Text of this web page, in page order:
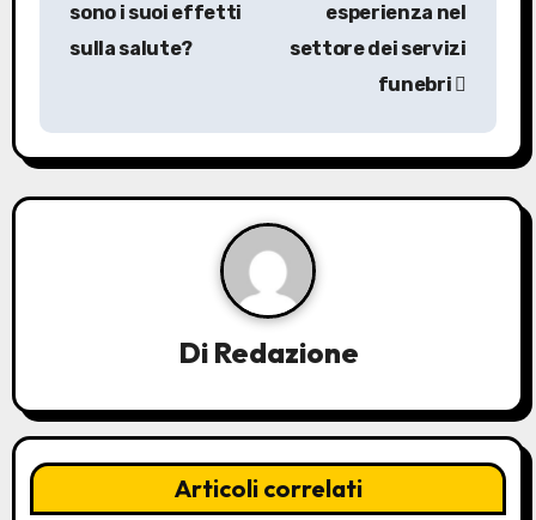
g
a
e
sono i suoi effetti
sulla salute?
esperienza nel
settore dei servizi
funebri
Di Redazione
Articoli correlati